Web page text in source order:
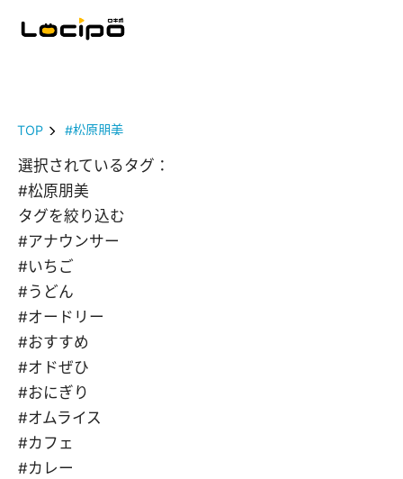
TOP #松原朋美
選択されているタグ：
#松原朋美
タグを絞り込む
#アナウンサー
#いちご
#うどん
#オードリー
#おすすめ
#オドぜひ
#おにぎり
#オムライス
#カフェ
#カレー